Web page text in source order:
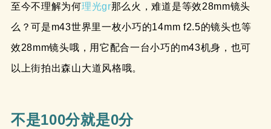
至今不理解为何理光gr那么火，难道是等效28mm镜头
么？可是m43世界里一枚小巧的14mm f2.5的镜头也等
效28mm镜头哦，用它配合一台小巧的m43机身，也可
以上街拍出森山大道风格哦。
不是100分就是0分